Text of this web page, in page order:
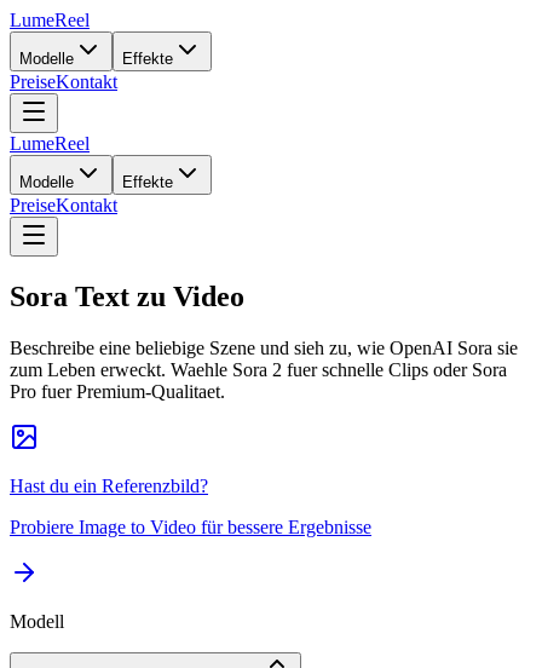
LumeReel
Modelle Effekte
PreiseKontakt
LumeReel
Modelle Effekte
PreiseKontakt
Sora Text zu Video
Beschreibe eine beliebige Szene und sieh zu, wie OpenAI Sora sie
zum Leben erweckt. Waehle Sora 2 fuer schnelle Clips oder Sora
Pro fuer Premium-Qualitaet.
Hast du ein Referenzbild?
Probiere Image to Video für bessere Ergebnisse
Modell